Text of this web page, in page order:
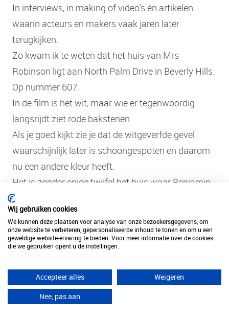
In interviews, in making of video's én artikelen
waarin acteurs en makers vaak jaren later
terugkijken.
Zo kwam ik te weten dat het huis van Mrs
Robinson ligt aan North Palm Drive in Beverly Hills.
Op nummer 607.
In de film is het wit, maar wie er tegenwoordig
langsrijdt ziet rode bakstenen.
Als je goed kijkt zie je dat de witgeverfde gevel
waarschijnlijk later is schoongespoten en daarom
nu een andere kleur heeft.
Het is zonder enige twijfel het huis waar Benjamin
Mrs Robinson naar toe brengt.
En waar hij later tijdens zijn date met Elaine ook
voor de deur stopt.
Er gaat het gerucht dat het zwembad in hun tuin
- waar Dustin Hoffman op het luchtbed dobbert - in
Wij gebruiken cookies
We kunnen deze plaatsen voor analyse van onze bezoekersgegevens, om
onze website te verbeteren, gepersonaliseerde inhoud te tonen en om u een
geweldige website-ervaring te bieden. Voor meer informatie over de cookies
die we gebruiken opent u de instellingen.
Accepteer alles
Weigeren
Nee, pas aan